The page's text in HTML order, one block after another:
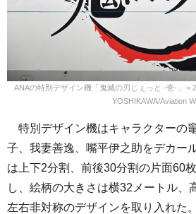
ANAの特別デザイン機「鬼滅の刃じぇっと -壱-」＝
YOSHIKAWA/Aviation
特別デザイン機はキャラクターの
子、我妻善逸、嘴平伊之助をデカー
は上下2分割、前後30分割の片面60
し、絵柄の大きさは横32メートル、
左右非対称のデザインを取り入れた。